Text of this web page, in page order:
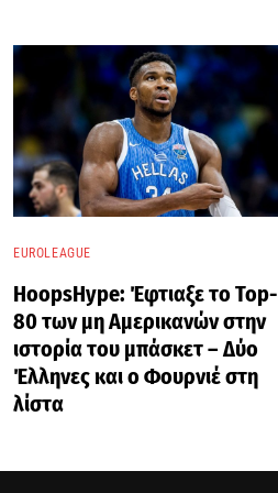
EUROLEAGUE
HoopsHype: Έφτιαξε το Top-
80 των μη Αμερικανών στην
ιστορία του μπάσκετ – Δύο
Έλληνες και ο Φουρνιέ στη
λίστα